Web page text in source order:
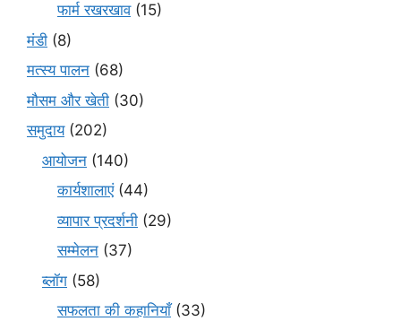
फार्म रखरखाव(15)
मंडी (8)
मत्स्य पालन (68)
मौसम और खेती (30)
समुदाय(202)
आयोजन (140)
कार्यशालाएं(44)
व्यापार प्रदर्शनी (29)
सम्मेलन (37)
ब्लॉग (58)
सफलता की कहानियाँ(33)